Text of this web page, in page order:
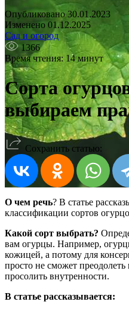
Опубликовано 30.01.2023
Изменено 01.12.2025
Сад и огород
1366
Время чтения: 14 минут
Сорта
выбираем
Сохранить статью:
О чем речь? В статье
классификации сортов
Какой сорт выбрать?
вам огурцы. Например,
кожицей, а потому для
просто не сможет
просолить внутренности.
В статье рассказывается: